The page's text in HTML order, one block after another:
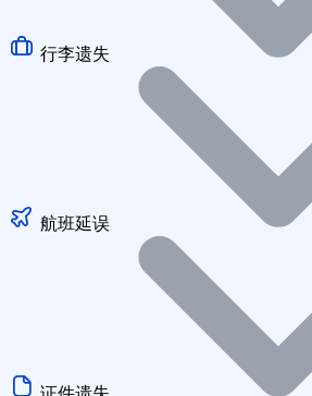
行李遗失
航班延误